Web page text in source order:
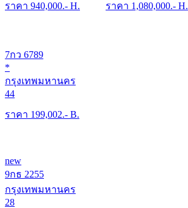
ราคา 940,000.- H.
ราคา 1,080,000.- H.
7กว 6789
*
กรุงเทพมหานคร
44
ราคา 199,002.- B.
new
9กธ 2255
กรุงเทพมหานคร
28